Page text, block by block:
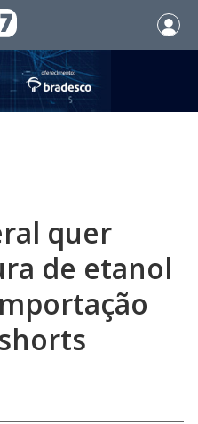
quer
de etanol